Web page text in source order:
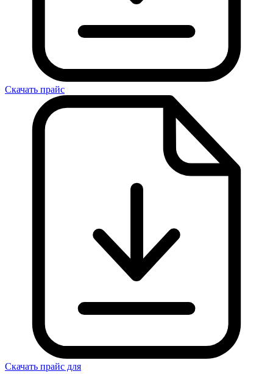
Скачать прайс
Скачать прайс для